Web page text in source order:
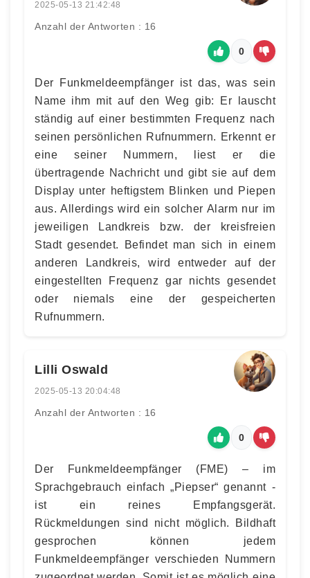
2025-05-13 21:42:48
Anzahl der Antworten : 16
0
Der Funkmeldeempfänger ist das, was sein
Name ihm mit auf den Weg gib: Er lauscht
ständig auf einer bestimmten Frequenz nach
seinen persönlichen Rufnummern. Erkennt er
eine seiner Nummern, liest er die
übertragende Nachricht und gibt sie auf dem
Display unter heftigstem Blinken und Piepen
aus. Allerdings wird ein solcher Alarm nur im
jeweiligen Landkreis bzw. der kreisfreien
Stadt gesendet. Befindet man sich in einem
anderen Landkreis, wird entweder auf der
eingestellten Frequenz gar nichts gesendet
oder niemals eine der gespeicherten
Rufnummern.
Lilli Oswald
2025-05-13 20:04:48
Anzahl der Antworten : 16
0
Der Funkmeldeempfänger (FME) – im
Sprachgebrauch einfach „Piepser“ genannt -
ist ein reines Empfangsgerät.
Rückmeldungen sind nicht möglich. Bildhaft
gesprochen können jedem
Funkmeldeempfänger verschieden Nummern